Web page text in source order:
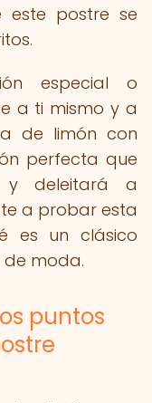
postre se
especial o
a ti mismo y a
de limón con
perfecta que
y deleitará a
a probar esta
es un clásico
moda.
puntos